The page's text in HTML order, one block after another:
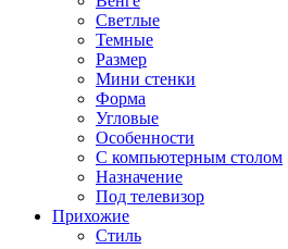
Светлые
Темные
Размер
Мини стенки
Форма
Угловые
Особенности
С компьютерным столом
Назначение
Под телевизор
Прихожие
Стиль